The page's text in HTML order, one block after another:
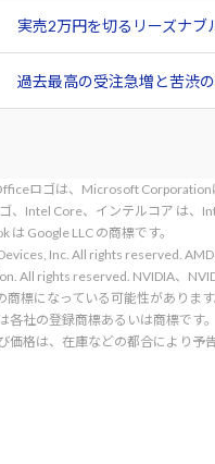
実売2万円を切るリーズナ
過去最高の受注急増と苦渋
ロゴは、Microsoft Corporation
、Intel Core、インテルコア は、
は Google LLC の商標です。
Inc. All rights reserved.
All rights reserved. NVIDIA、
標になっている可能性があります
各社の登録商標あるいは商標です。
価格は、在庫などの都合により予